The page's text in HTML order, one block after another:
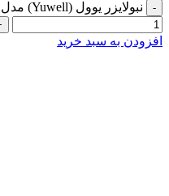
نبولایزر یوول (Yuwell) مدل 407A عدد
افزودن به سبد خرید